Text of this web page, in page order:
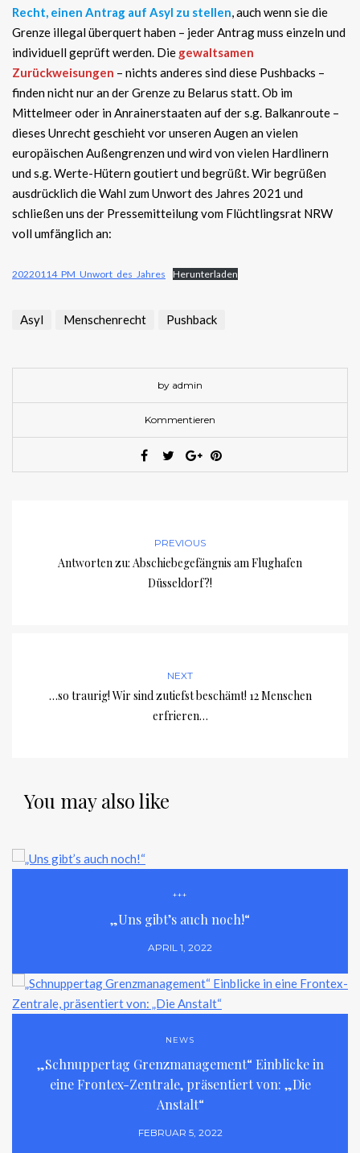
Recht, einen Antrag auf Asyl zu stellen, auch wenn sie die
Grenze illegal überquert haben – jeder Antrag muss einzeln und
individuell geprüft werden. Die gewaltsamen
Zurückweisungen – nichts anderes sind diese Pushbacks –
finden nicht nur an der Grenze zu Belarus statt. Ob im
Mittelmeer oder in Anrainerstaaten auf der s.g. Balkanroute –
dieses Unrecht geschieht vor unseren Augen an vielen
europäischen Außengrenzen und wird von vielen Hardlinern
und s.g. Werte-Hütern goutiert und begrüßt. Wir begrüßen
ausdrücklich die Wahl zum Unwort des Jahres 2021 und
schließen uns der Pressemitteilung vom Flüchtlingsrat NRW
voll umfänglich an:
20220114_PM_Unwort_des_Jahres Herunterladen
Asyl Menschenrecht Pushback
by admin
Kommentieren
PREVIOUS
Antworten zu: Abschiebegefängnis am Flughafen
Düsseldorf?!
NEXT
…so traurig! Wir sind zutiefst beschämt! 12 Menschen
erfrieren…
You may also like
+++
„Uns gibt’s auch noch!“
APRIL 1, 2022
NEWS
„Schnuppertag Grenzmanagement“ Einblicke in
eine Frontex-Zentrale, präsentiert von: „Die
Anstalt“
FEBRUAR 5, 2022